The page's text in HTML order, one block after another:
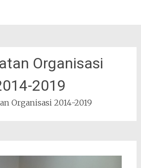
Organisasi
2019
Organisasi 2014-2019